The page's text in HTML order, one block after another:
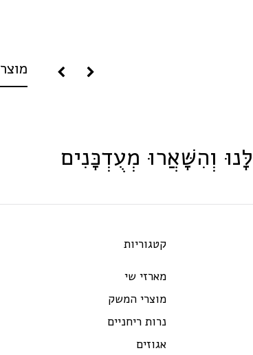
וְהִשָּׁאֲרוּ מְעֻדְכָּנִים
קטגוריות
מארזי שי
מוצרי המשק
נרות ריחניים
אגוזים